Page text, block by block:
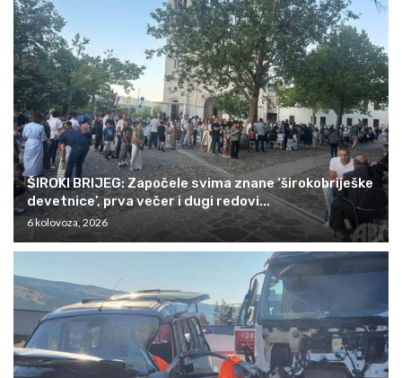
ŠIROKI BRIJEG: Započele svima znane ‘širokobriješke
devetnice’, prva večer i dugi redovi...
6 kolovoza, 2026